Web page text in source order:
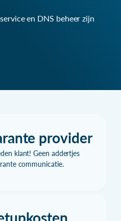
en DNS beheer zijn
provider
klant! Geen addertjes
communicatie.